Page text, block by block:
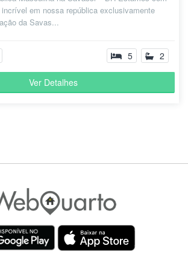
incrível em nossa república exclusivamente
da Savas...
5 2
Ver Detalhes